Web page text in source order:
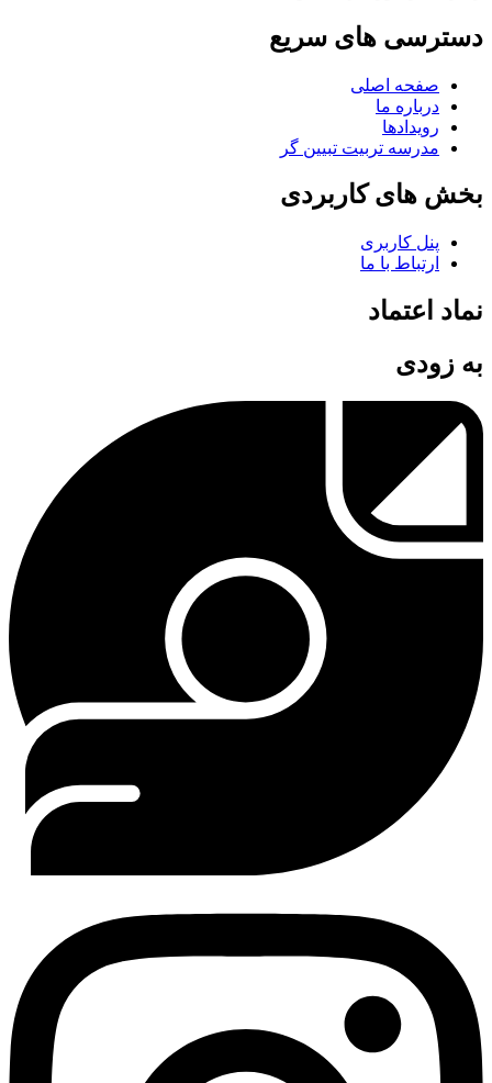
دسترسی های سریع
صفحه اصلی
درباره ما
رویدادها
مدرسه تربیت تبیین گر
بخش های کاربردی
پنل کاربری
ارتباط با ما
نماد اعتماد
به زودی